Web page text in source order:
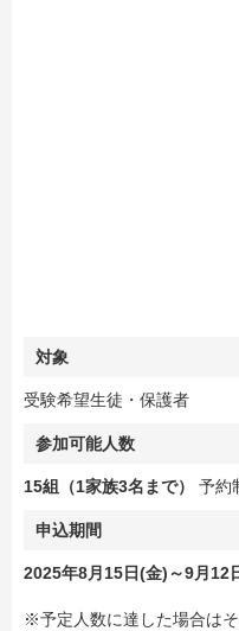
対象
受験希望生徒・保護者
参加可能人数
15組（1家族3名まで） 予約
申込期間
2025年8月15日(金)～9月12
※予定人数に達した場合は